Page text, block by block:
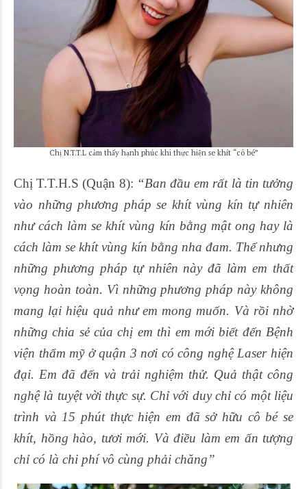
Chị N.T.T.L cảm thấy hạnh phúc khi thực hiện se khít “cô bé”
Chị T.T.H.S (Quận 8): “Ban đầu em rất là tin tưởng
vào những phương pháp se khít vùng kín tự nhiên
như cách làm se khít vùng kín bằng mật ong hay là
cách làm se khít vùng kín bằng nha đam. Thế nhưng
những phương pháp tự nhiên này đã làm em thất
vọng hoàn toàn. Vì những phương pháp này không
mang lại hiệu quả như em mong muốn. Và rồi nhờ
những chia sẻ của chị em thì em mới biết đến Bệnh
viện thẩm mỹ ở quận 3 nơi có công nghệ Laser hiện
đại. Em đã đến và trải nghiệm thử. Quả thật công
nghệ là tuyệt vời thực sự. Chỉ với duy chỉ có một liệu
trình và 15 phút thực hiện em đã sở hữu cô bé se
khít, hồng hào, tươi mới. Và điều làm em ấn tượng
chỉ có là chi phí vô cùng phải chăng”